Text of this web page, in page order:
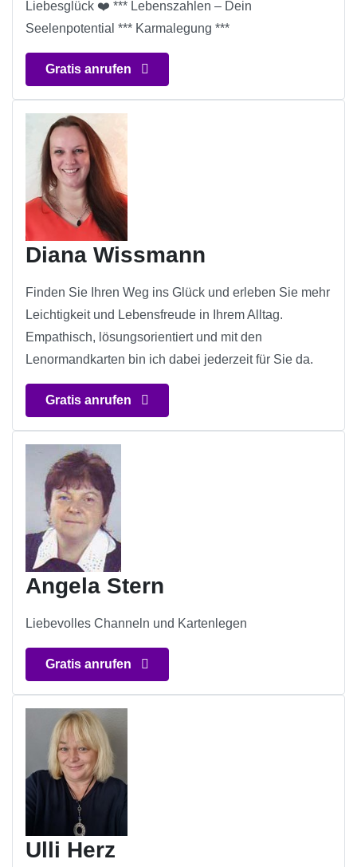
Liebesglück ❤️ *** Lebenszahlen – Dein
Seelenpotential *** Karmalegung ***
Gratis anrufen
Diana Wissmann
Finden Sie Ihren Weg ins Glück und erleben Sie mehr
Leichtigkeit und Lebensfreude in Ihrem Alltag.
Empathisch, lösungsorientiert und mit den
Lenormandkarten bin ich dabei jederzeit für Sie da.
Gratis anrufen
Angela Stern
Liebevolles Channeln und Kartenlegen
Gratis anrufen
Ulli Herz